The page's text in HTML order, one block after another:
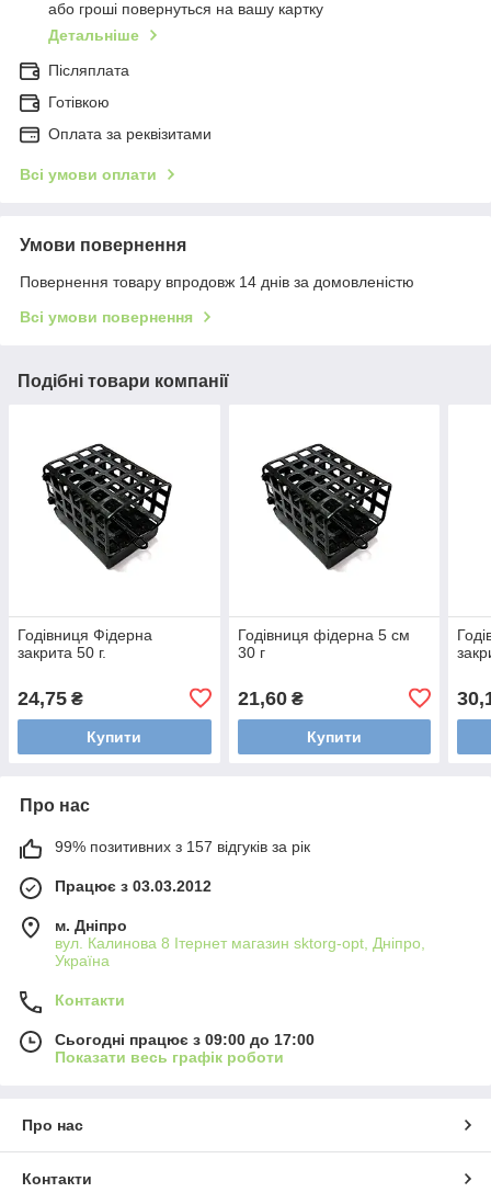
або гроші повернуться на вашу картку
Детальніше
Післяплата
Готівкою
Оплата за реквізитами
Всі умови оплати
Умови повернення
Повернення товару впродовж 14 днів за домовленістю
Всі умови повернення
Подібні товари компанії
Годівниця Фідерна
закрита 50 г.
24,75 ₴
Купити
Годівниця фідерна 5 см
30 г
21,60₴
Купити
Про нас
99% позитивних з 157 відгуків за рік
Працює з 03.03.2012
м. Дніпро
вул. Калинова 8 Ітернет магазин sktorg-opt, Дніпро,
Україна
Контакти
Сьогодні працює з 09:00 до 17:00
Показати весь графік роботи
Про нас
Контакти